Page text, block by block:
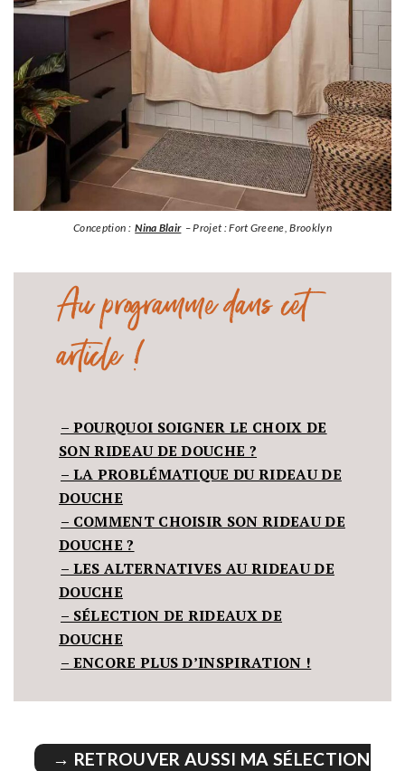
Conception : Nina Blair – Projet : Fort Greene, Brooklyn
Au programme dans cet
article !
– POURQUOI SOIGNER LE CHOIX DE
SON RIDEAU DE DOUCHE ?
– LA PROBLÉMATIQUE DU RIDEAU DE
DOUCHE
– COMMENT CHOISIR SON RIDEAU DE
DOUCHE ?
– LES ALTERNATIVES AU RIDEAU DE
DOUCHE
– SÉLECTION DE RIDEAUX DE
DOUCHE
– ENCORE PLUS D’INSPIRATION !
→ RETROUVER AUSSI MA SÉLECTION